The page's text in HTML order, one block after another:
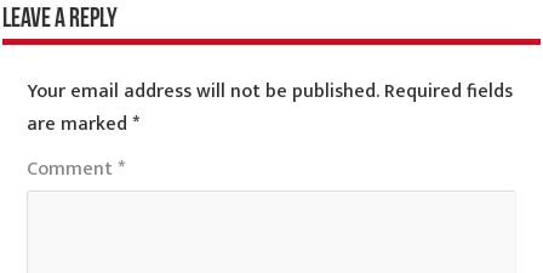
Leave a Reply
Your email address will not be published.Required fields
are marked*
Comment*